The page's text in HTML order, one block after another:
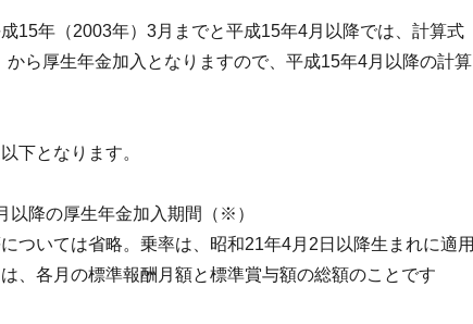
15年（2003年）3月までと平成15年4月以降では、計算式
ら厚生年金加入となりますので、平成15年4月以降の計算
下となります。
以降の厚生年金加入期間（※）
ついては省略。乗率は、昭和21年4月2日以降生まれに適用
、各月の標準報酬月額と標準賞与額の総額のことです